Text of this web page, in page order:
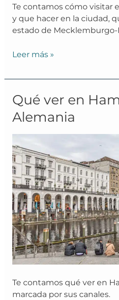
Te contamos cómo visitar
y que hacer en la ciudad,
estado de Mecklemburgo-
Leer más »
Qué ver en
Alemania
Te contamos qué ver en
marcada por sus canales.
Qué
ver
en
Hamburgo,
Alemania